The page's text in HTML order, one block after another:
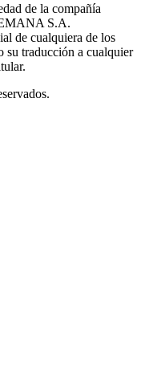
de la compañía
S.A.
de cualquiera de los
su traducción a cualquier